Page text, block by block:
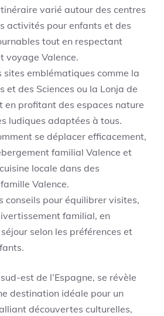
varié autour des centres
activités pour enfants et des
tout en respectant
voyage Valence.
sites emblématiques comme la
et des Sciences ou la Lonja de
en profitant des espaces nature
ludiques adaptées à tous.
se déplacer efficacement,
familial Valence et
locale dans des
Valence.
conseils pour équilibrer visites,
familial, en
selon les préférences et
est de l’Espagne, se révèle
destination idéale pour un
découvertes culturelles,